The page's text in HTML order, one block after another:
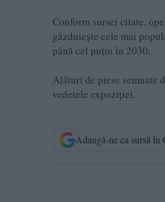
Conform sursei citate,
găzduiește cele mai
până cel puțin în 2030.
Alături de piese semnate
vedetele expoziției.
Adaugă-ne ca sursă în